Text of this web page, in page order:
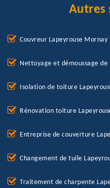
Autres
Couvreur Lapeyrouse Mornay
Nettoyage et démoussage
Isolation de toiture
Rénovation toiture
Entreprise de couverture
Changement de tuile
Traitement de charpente